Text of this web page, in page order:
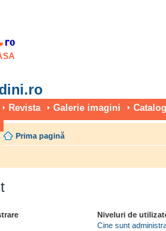
Revista Galerie imagini
Prima pagină
Niveluri de
Cine sunt